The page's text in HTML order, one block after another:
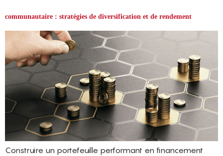
communautaire : stratégies de diversification et de rendement
Construire un portefeuille performant en financement